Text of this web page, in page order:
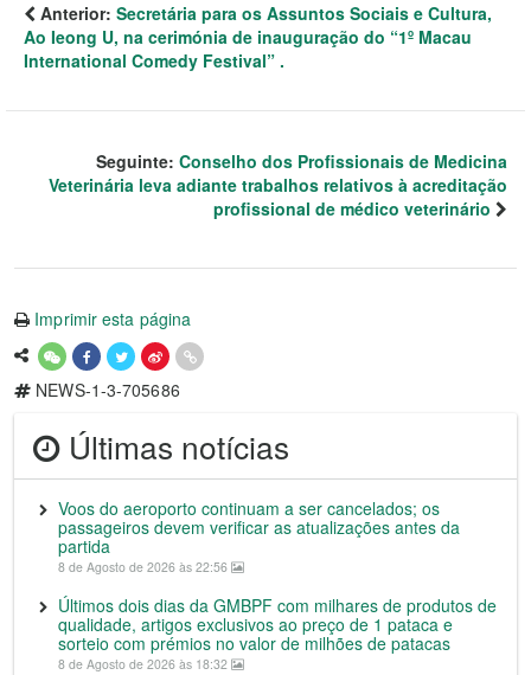
Anterior: Secretária para os Assuntos Sociais e Cultura,
Ao Ieong U, na cerimónia de inauguração do “1º Macau
International Comedy Festival” .
Seguinte: Conselho dos Profissionais de Medicina
Veterinária leva adiante trabalhos relativos à acreditação
profissional de médico veterinário
Imprimir esta página
NEWS-1-3-705686
Últimas notícias
Voos do aeroporto continuam a ser cancelados; os
passageiros devem verificar as atualizações antes da
partida
8 de Agosto de 2026 às 22:56
Últimos dois dias da GMBPF com milhares de produtos de
qualidade, artigos exclusivos ao preço de 1 pataca e
sorteio com prémios no valor de milhões de patacas
8 de Agosto de 2026 às 18:32